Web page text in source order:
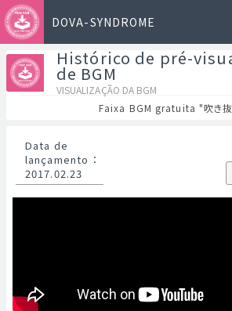
DOVA-SYNDROME
Histórico de pré-
de BGM
VISUALIZAÇÃO DA BGM
Faixa BGM gratuita "吹き
Data de
lançamento ：
2017.02.23